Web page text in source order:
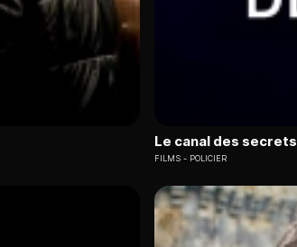
Le canal des secrets
FILMS POLICIER